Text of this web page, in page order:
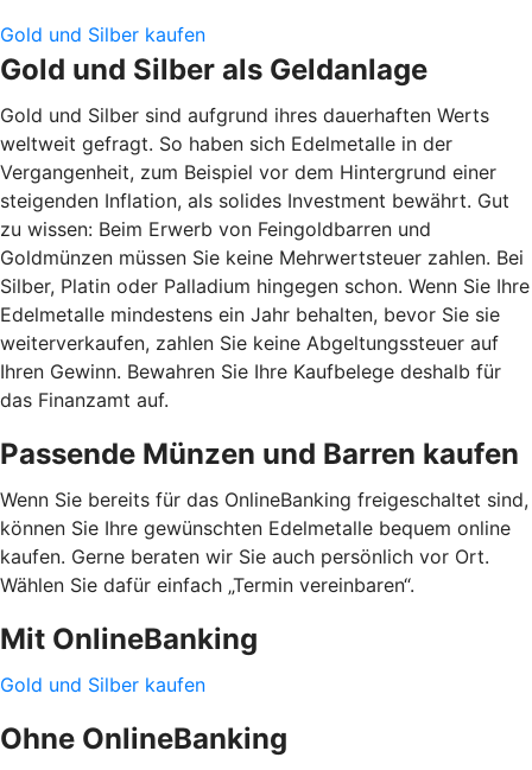
Gold und Silber kaufen
Gold und Silber als Geldanlage
Gold und Silber sind aufgrund ihres dauerhaften Werts
weltweit gefragt. So haben sich Edelmetalle in der
Vergangenheit, zum Beispiel vor dem Hintergrund einer
steigenden Inflation, als solides Investment bewährt. Gut
zu wissen: Beim Erwerb von Feingoldbarren und
Goldmünzen müssen Sie keine Mehrwertsteuer zahlen. Bei
Silber, Platin oder Palladium hingegen schon. Wenn Sie Ihre
Edelmetalle mindestens ein Jahr behalten, bevor Sie sie
weiterverkaufen, zahlen Sie keine Abgeltungssteuer auf
Ihren Gewinn. Bewahren Sie Ihre Kaufbelege deshalb für
das Finanzamt auf.
Passende Münzen und Barren kaufen
Wenn Sie bereits für das OnlineBanking freigeschaltet sind,
können Sie Ihre gewünschten Edelmetalle bequem online
kaufen. Gerne beraten wir Sie auch persönlich vor Ort.
Wählen Sie dafür einfach „Termin vereinbaren“.
Mit OnlineBanking
Gold und Silber kaufen
Ohne OnlineBanking